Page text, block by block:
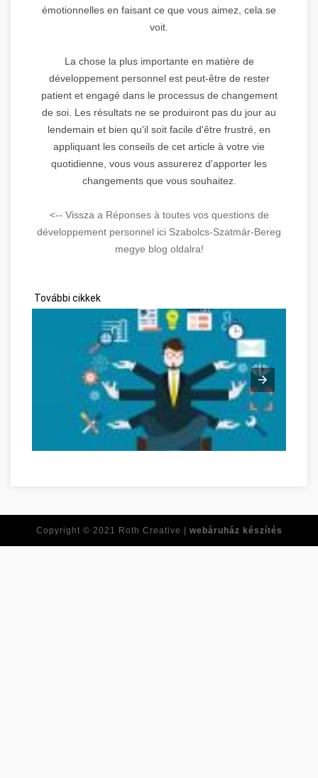
émotionnelles en faisant ce que vous aimez, cela se
voit.
La chose la plus importante en matière de
développement personnel est peut-être de rester
patient et engagé dans le processus de changement
de soi. Les résultats ne se produiront pas du jour au
lendemain et bien qu'il soit facile d'être frustré, en
appliquant les conseils de cet article à votre vie
quotidienne, vous vous assurerez d'apporter les
changements que vous souhaitez.
<-- Vissza a Réponses à toutes vos questions de
développement personnel ici Szabolcs-Szatmár-Bereg
megye blog oldalra!
További cikkek
Copyright © 2021 Roth Creative | webáruház készítés